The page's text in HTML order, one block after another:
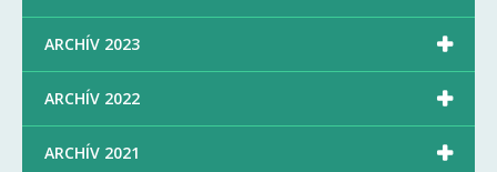
ARCHÍV 2023 
ARCHÍV 2022 
ARCHÍV 2021 